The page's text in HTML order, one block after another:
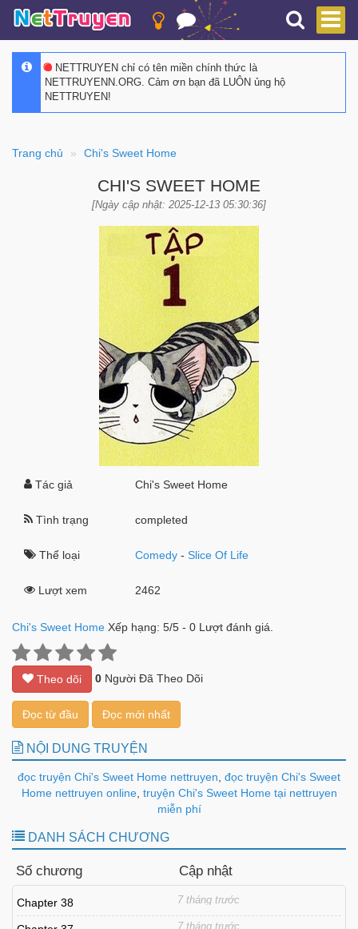
NETTRUYEN chỉ có tên miền chính thức là
NETTRUYENN.ORG. Cảm ơn bạn đã LUÔN ủng hộ
NETTRUYEN!
Trang chủ Chi's Sweet Home
CHI'S SWEET HOME
[Ngày cập nhật: 2025-12-13 05:30:36]
Tác giả Chi's Sweet Home
Tình trạng completed
Thể loại Comedy -Slice Of Life
Lượt xem 2462
Chi's Sweet Home Xếp hạng: 5/5 - 0 Lượt đánh giá.
Theo dõi 0 Người Đã Theo Dõi
Đọc từ đầu Đọc mới nhất
NỘI DUNG TRUYỆN
đọc truyện Chi's Sweet Home nettruyen đọc truyện Chi's Sweet
Home nettruyen online, truyện Chi's Sweet Home tại nettruyen
miễn phí
DANH SÁCH CHƯƠNG
Số chương Cập nhật
Chapter 38 7 tháng trước
7 tháng trước